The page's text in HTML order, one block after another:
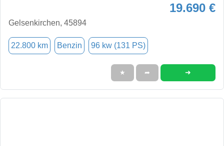
19.690 €
Gelsenkirchen, 45894
22.800 km Benzin 96 kw (131 PS)
★ ➦ ➜